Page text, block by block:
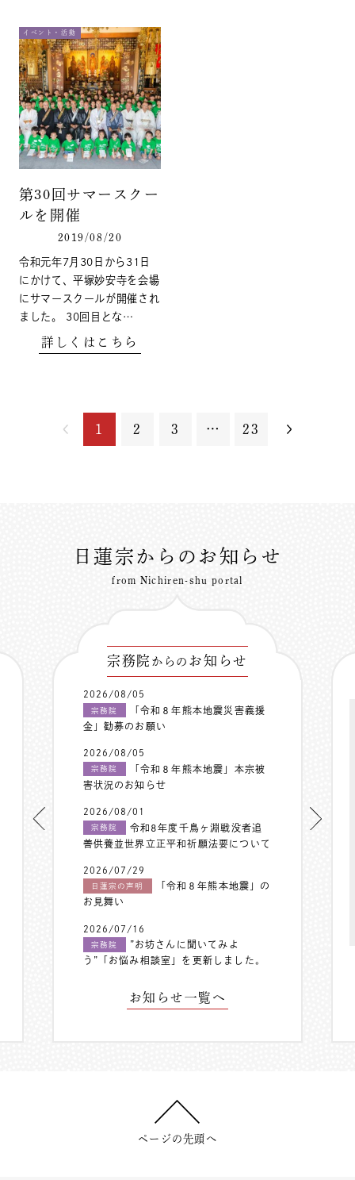
イベント・活動
第30回サマースクー
ルを開催
2019/08/20
令和元年7月30日から31日
にかけて、平塚妙安寺を会場
にサマースクールが開催され
ました。 30回目とな…
詳しくはこちら
1 2 3 … 23
日蓮宗からのお知らせ
from Nichiren-shu portal
宗務院 からの お知らせ
2026/08/05
宗務院
「令和８年熊本地震災害義援
金」勧募のお願い
2026/08/05
宗務院
「令和８年熊本地震」本宗被
害状況のお知らせ
2026/08/01
宗務院
令和8年度千鳥ヶ淵戦没者追
善供養並世界立正平和祈願法要について
2026/07/29
日蓮宗の声明
「令和８年熊本地震」の
お見舞い
2026/07/16
宗務院
”お坊さんに聞いてみよ
う”「お悩み相談室」を更新しました。
お知らせ一覧へ
ページの先頭へ